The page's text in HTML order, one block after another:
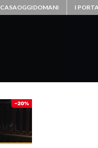
CASAOGGIDOMANI I